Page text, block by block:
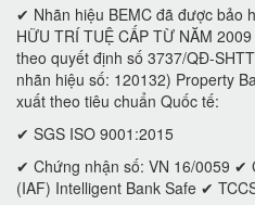
✔ Nhãn hiệu BEMC đã được bảo
HỮU TRÍ TUỆ CẤP TỪ NĂM
theo quyết định số 3737/QĐ-
nhãn hiệu số: 120132) Property
xuất theo tiêu chuẩn Quốc tế:
✔ SGS ISO 9001:2015
✔ Chứng nhận số: VN 16/0059 ✔
(IAF) Intelligent Bank Safe ✔